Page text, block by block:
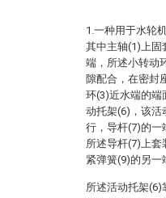
1.一种用于水轮
其中主轴(1)上固
端，所述小转动
隙配合，在密封
环(3)近水端的端
动托架(6)，该活
行，导杆(7)的一
所述导杆(7)上
紧弹簧(9)的另一
所述活动托架